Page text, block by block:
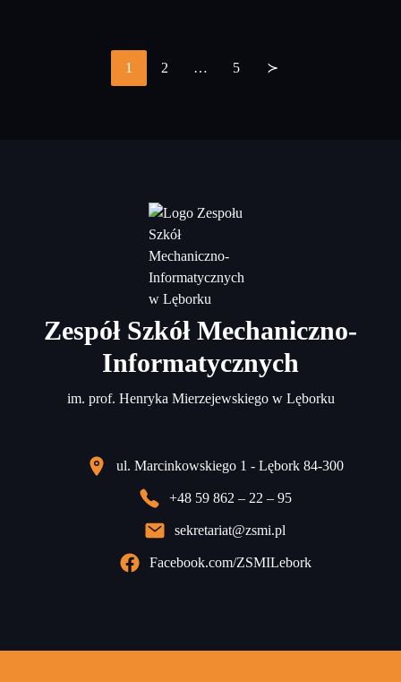
Stronicowanie
1 2 … 5 ≻
Zespół Szkół Mechaniczno-
Informatycznych
im. prof. Henryka Mierzejewskiego w Lęborku
ul. Marcinkowskiego 1 - Lębork 84-300
+48 59 862 – 22 – 95
sekretariat@zsmi.pl
Facebook.com/ZSMILebork